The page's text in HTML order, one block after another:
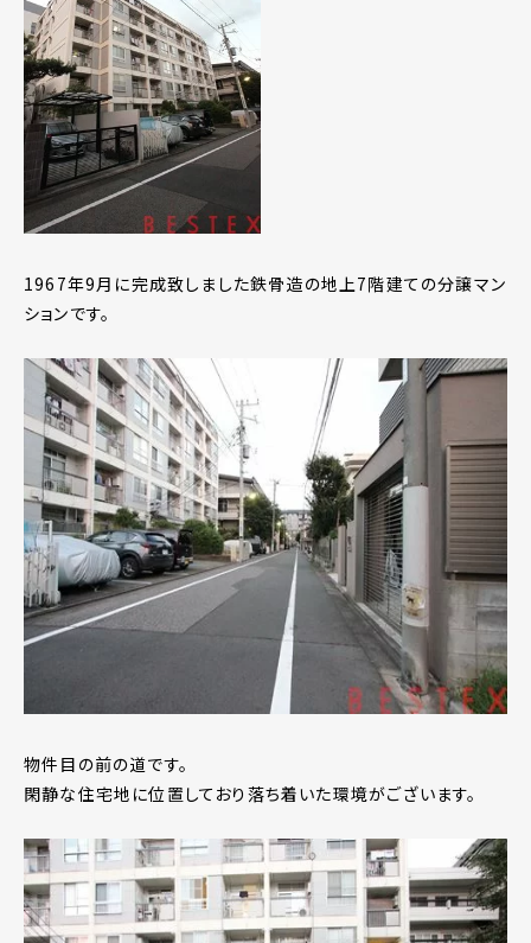
1967年9月に完成致しました鉄骨造の地上7階建ての分譲マン
ションです。
物件目の前の道です。
閑静な住宅地に位置しており落ち着いた環境がございます。